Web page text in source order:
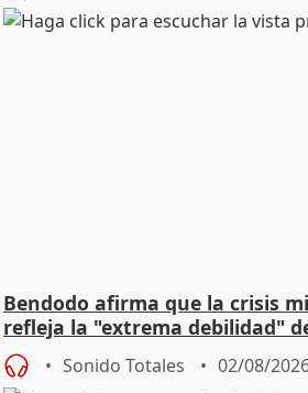
Bendodo afirma que la crisis
refleja la "extrema debilidad"
Sonido Totales 02/08/